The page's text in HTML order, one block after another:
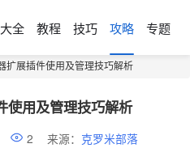
全 教程 技巧 攻略 专题
扩展插件使用及管理技巧解析
使用及管理技巧解析
2 来源： 克罗米部落